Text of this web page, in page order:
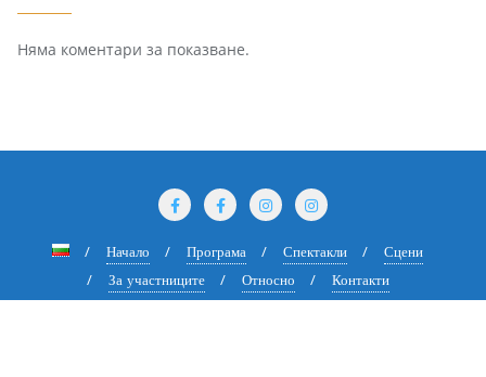
Няма коментари за показване.
Начало Програма Спектакли
Сцени
За участниците
Относно Контакти